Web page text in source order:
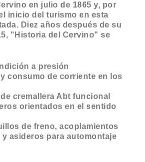
en julio de 1865 y, por
inicio del turismo en esta
Diez años después de su
"Historia del Cervino" se
a presión
consumo de corriente en los
cremallera Abt funcional
orientados en el sentido
de freno, acoplamientos
asideros para automontaje